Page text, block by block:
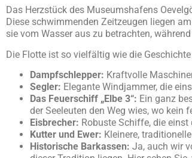
Das Herzstück des Museumshafens
Diese schwimmenden Zeitzeugen liegen am
sie vom Wasser aus zu betrachten,
Die Flotte ist so vielfältig wie die
Dampfschlepper: Kraftvolle
Segler: Elegante Windjammer, die
Das Feuerschiff „Elbe 3“: Ein ganz
der Seeleuten den Weg wies, wo kein
Eisbrecher: Robuste Schiffe, die
Kutter und Ewer: Kleinere,
Historische Barkassen: Ja, auch wir